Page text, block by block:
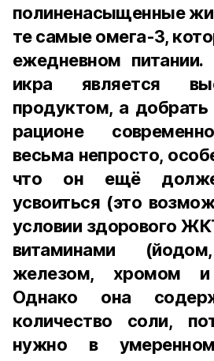
полиненасыщенные
те самые омега-3,
ежедневном
икра является
продуктом, а
рационе
весьма непросто,
что он ещё
усвоиться (это
условии здорового
витаминами
железом, хромом
Однако она
количество соли,
нужно в умеренном